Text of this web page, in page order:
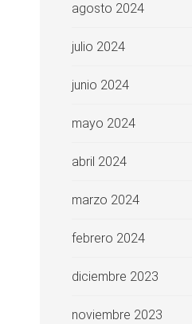
agosto 2024
julio 2024
junio 2024
mayo 2024
abril 2024
marzo 2024
febrero 2024
diciembre 2023
noviembre 2023